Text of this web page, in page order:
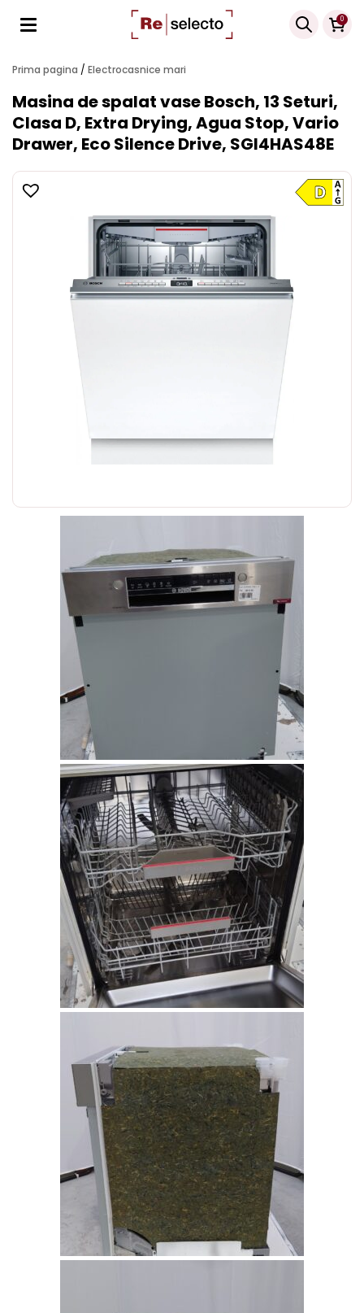
0
Products
search
Prima pagina / Electrocasnice mari
Masina de spalat vase Bosch, 13 Seturi,
Clasa D, Extra Drying, Agua Stop, Vario
Drawer, Eco Silence Drive, SGI4HAS48E